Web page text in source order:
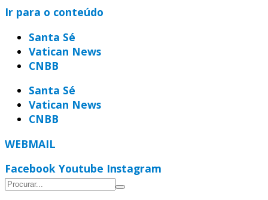
Ir para o conteúdo
Santa Sé
Vatican News
CNBB
Santa Sé
Vatican News
CNBB
WEBMAIL
Facebook Youtube Instagram